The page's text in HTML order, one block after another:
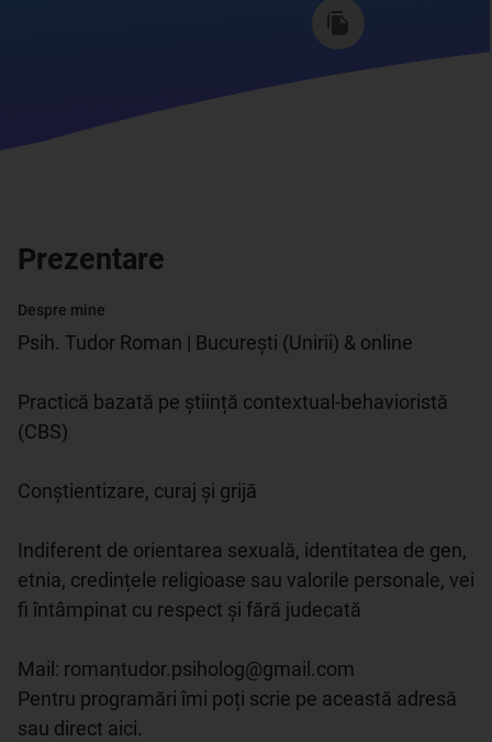
Prezentare
Despre mine
Psih. Tudor Roman | București (Unirii) & online
Practică bazată pe știință contextual-behavioristă
(CBS)
Conștientizare, curaj și grijă
Indiferent de orientarea sexuală, identitatea de gen,
etnia, credințele religioase sau valorile personale, vei
fi întâmpinat cu respect și fără judecată
Mail: romantudor.psiholog@gmail.com
Pentru programări îmi poți scrie pe această adresă
sau direct aici.